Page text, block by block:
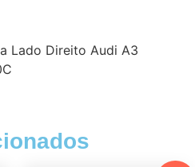
Lado Direito Audi A3